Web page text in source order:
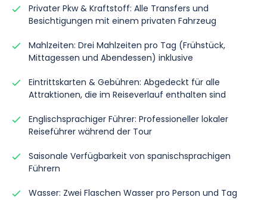
Privater Pkw & Kraftstoff: Alle Transfers und
Besichtigungen mit einem privaten Fahrzeug
Mahlzeiten: Drei Mahlzeiten pro Tag (Frühstück,
Mittagessen und Abendessen) inklusive
Eintrittskarten & Gebühren: Abgedeckt für alle
Attraktionen, die im Reiseverlauf enthalten sind
Englischsprachiger Führer: Professioneller lokaler
Reiseführer während der Tour
Saisonale Verfügbarkeit von spanischsprachigen
Führern
Wasser: Zwei Flaschen Wasser pro Person und Tag